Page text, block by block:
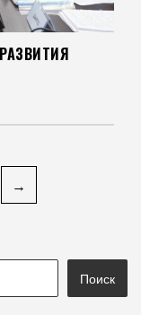
→
Поиск